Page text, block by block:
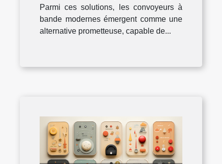
Parmi ces solutions, les convoyeurs à
bande modernes émergent comme une
alternative prometteuse, capable de...